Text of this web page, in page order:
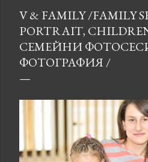
V & FAMILY /FAMILY
PORTRAIT,
СЕМЕЙНИ
ФОТОГРАФИЯ /